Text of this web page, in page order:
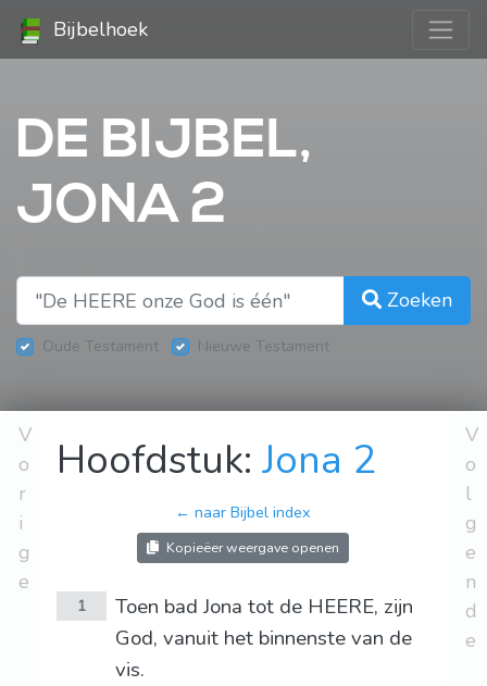
Bijbelhoek
DE BIJBEL,
JONA 2
Zoeken
Oude Testament Nieuwe Testament
V
o
r
i
g
e
Hoofdstuk:Jona 2
← naar Bijbel index
Kopieëer weergave openen
1
Toen bad Jona tot de HEERE, zijn
God, vanuit het binnenste van de
vis.
V
o
l
g
e
n
d
e